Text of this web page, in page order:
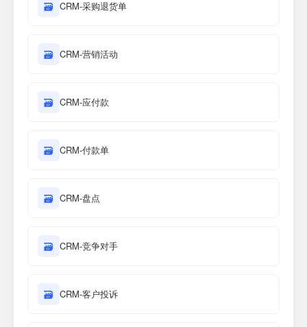
🗃 CRM-采购退货单
🗃 CRM-营销活动
🗃 CRM-应付款
🗃 CRM-付款单
🗃 CRM-盘点
🗃 CRM-竞争对手
🗃 CRM-客户投诉